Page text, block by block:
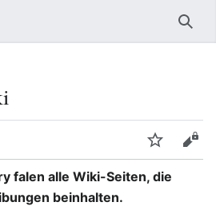
falen alle Wiki-Seiten, die
beinhalten.